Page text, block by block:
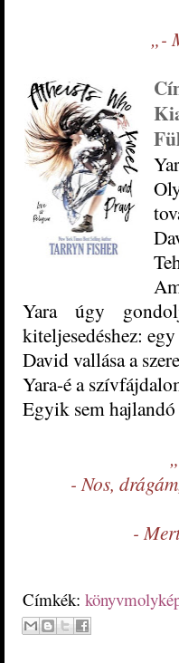
„-
Yara úgy
kiteljesedéshez:
David vallása a
Yara-é a
Egyik sem
- Nos,
-
Címkék: